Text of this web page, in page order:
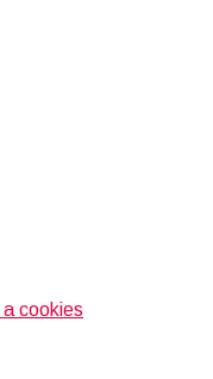
cookies